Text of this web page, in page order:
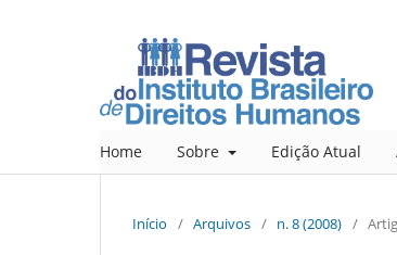
Home Sobre Edição Atual
Início / Arquivos / n. 8 (2008) /